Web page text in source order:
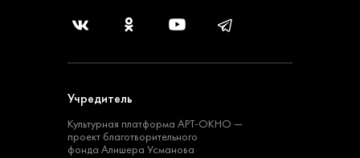
Учредитель
Культурная платформа АРТ-ОКНО —
проект благотворительного
фонда Алишера Усманова